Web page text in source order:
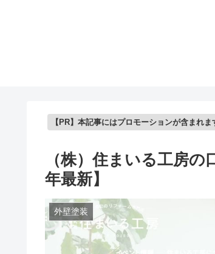
【PR】本記事にはプロモーションが含まれま
（株）住まいる工房
年最新】
外壁塗装